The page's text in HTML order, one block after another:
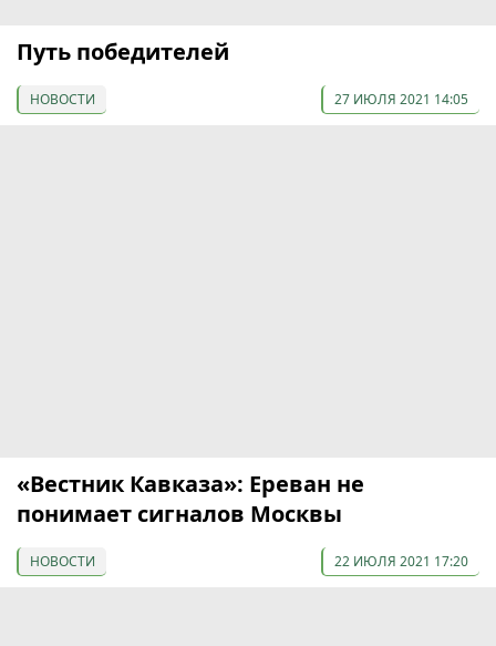
Путь победителей
НОВОСТИ 27 ИЮЛЯ 2021 14:05
«Вестник Кавказа»: Ереван не
понимает сигналов Москвы
НОВОСТИ 22 ИЮЛЯ 2021 17:20